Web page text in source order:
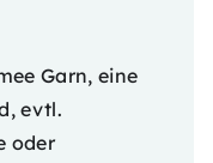
Garn, eine
evtl.
oder